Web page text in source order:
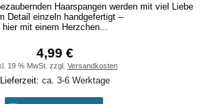
Haarspangen werden mit viel Liebe
Detail einzeln handgefertigt –
hier mit einem Herzchen...
4,99 €
19 % MwSt. zzgl. Versandkosten
Lieferzeit: ca. 3-6 Werktage